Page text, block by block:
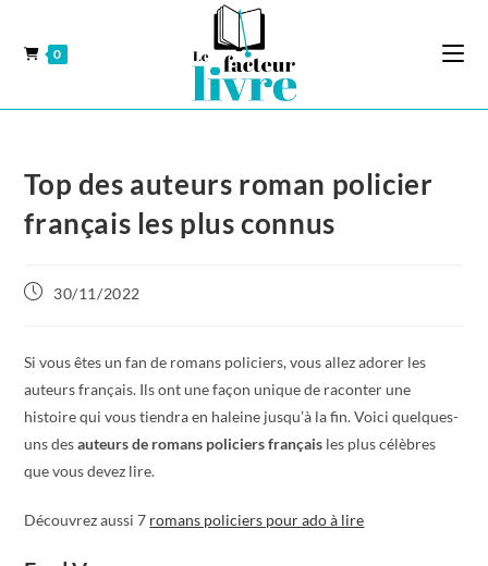
0
Top des auteurs roman policier
français les plus connus
30/11/2022
Si vous êtes un fan de romans policiers, vous allez adorer les
auteurs français. Ils ont une façon unique de raconter une
histoire qui vous tiendra en haleine jusqu’à la fin. Voici quelques-
uns desauteurs de romans policiers français les plus célèbres
que vous devez lire.
Découvrez aussi 7 romans policiers pour ado à lire